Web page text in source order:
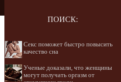
ПОИСК:
Секс поможет быстро повысить
качество сна
Ученые доказали, что женщины
могут получать оргазм от